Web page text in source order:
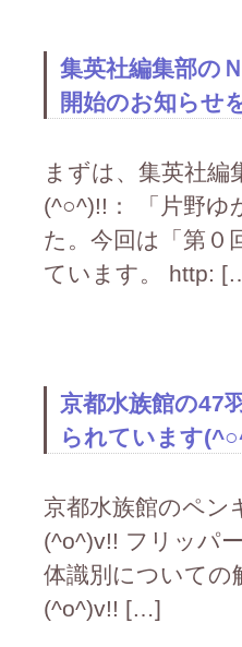
集英社編集部の
開始のお知らせ
まずは、集英社
(^○^)!!： 「片野ゆ
た。今回は「第０
ています。 http:
京都水族館の47
られています
京都水族館のペ
(^o^)v!! フリッパ
体識別についての
(^o^)v!! […]